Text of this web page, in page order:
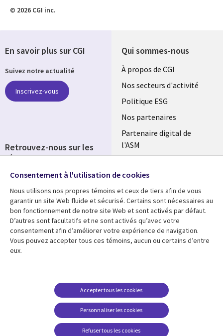
© 2026 CGI inc.
Qui sommes-nous
Useful
links
FRANCE
À propos de CGI
Nos secteurs d'activité
Politique ESG
Nos partenaires
Partenaire digital de
l'ASM
Fusions
Ressources
Library
Links
Articles
Blog
Support
Legal
Accessibilité
conditions juridiques
FAQ Carrières
Centre de gestion des
témoins
En savoir plus sur CGI
Suivez notre actualité
Inscrivez-vous
Retrouvez-nous sur les
réseaux
Social
Media
FRANCE
Consentement à l'utilisation de cookies
Nous utilisons nos propres témoins et ceux de tiers afin de vous
garantir un site Web fluide et sécurisé. Certains sont nécessaires au
bon fonctionnement de notre site Web et sont activés par défaut.
D’autres sont facultatifs et ne sont activés qu’avec votre
consentement afin d’améliorer votre expérience de navigation.
Vous pouvez accepter tous ces témoins, aucun ou certains d’entre
eux.
Personnaliser les cookies
Accepter tous les cookies
Refuser tous les cookies